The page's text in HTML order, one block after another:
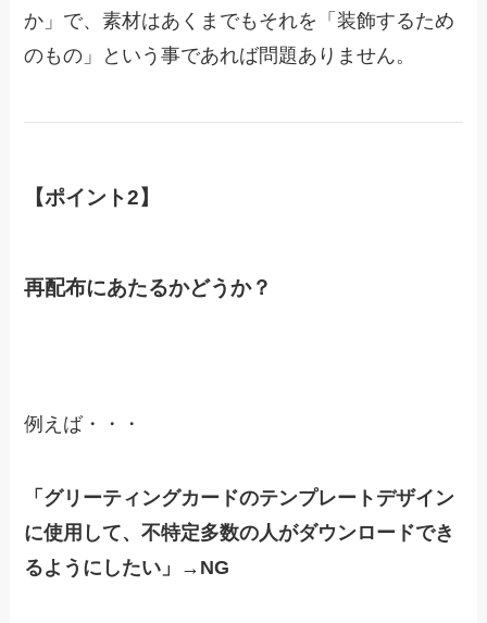
か」で、素材はあくまでもそれを「装飾するため
のもの」という事であれば問題ありません。
【ポイント2】
再配布にあたるかどうか？
例えば・・・
「グリーティングカードのテンプレートデザイン
に使用して、不特定多数の人がダウンロードでき
るようにしたい」→NG